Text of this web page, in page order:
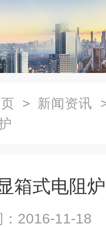
> 新闻资讯
箱式电阻
：2016-11-